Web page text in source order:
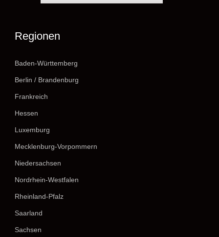
Regionen
Baden-Württemberg
Berlin / Brandenburg
Frankreich
Hessen
Luxemburg
Mecklenburg-Vorpommern
Niedersachsen
Nordrhein-Westfalen
Rheinland-Pfalz
Saarland
Sachsen